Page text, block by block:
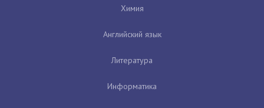
Химия
Английский язык
Литература
Информатика